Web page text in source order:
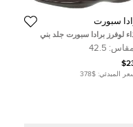
سبورت
لوفرز برادا سبورت جلد بني
أون مقاس 42.5
42.5
المبدئي: $378